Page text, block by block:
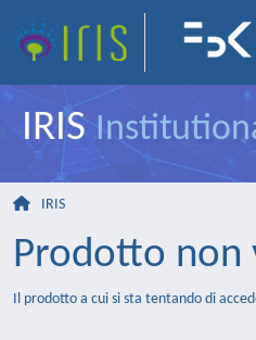
IRIS
IRIS
Prodotto non
Il prodotto a cui si sta tentando di